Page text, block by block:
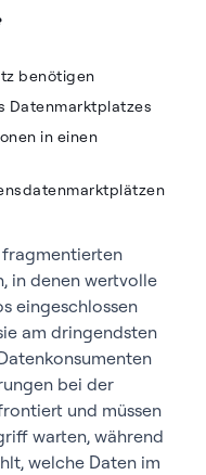
benötigen
Datenmarktplatzes
in einen
in denen wertvolle
eingeschlossen
am dringendsten
bei der
und müssen
warten, während
welche Daten im